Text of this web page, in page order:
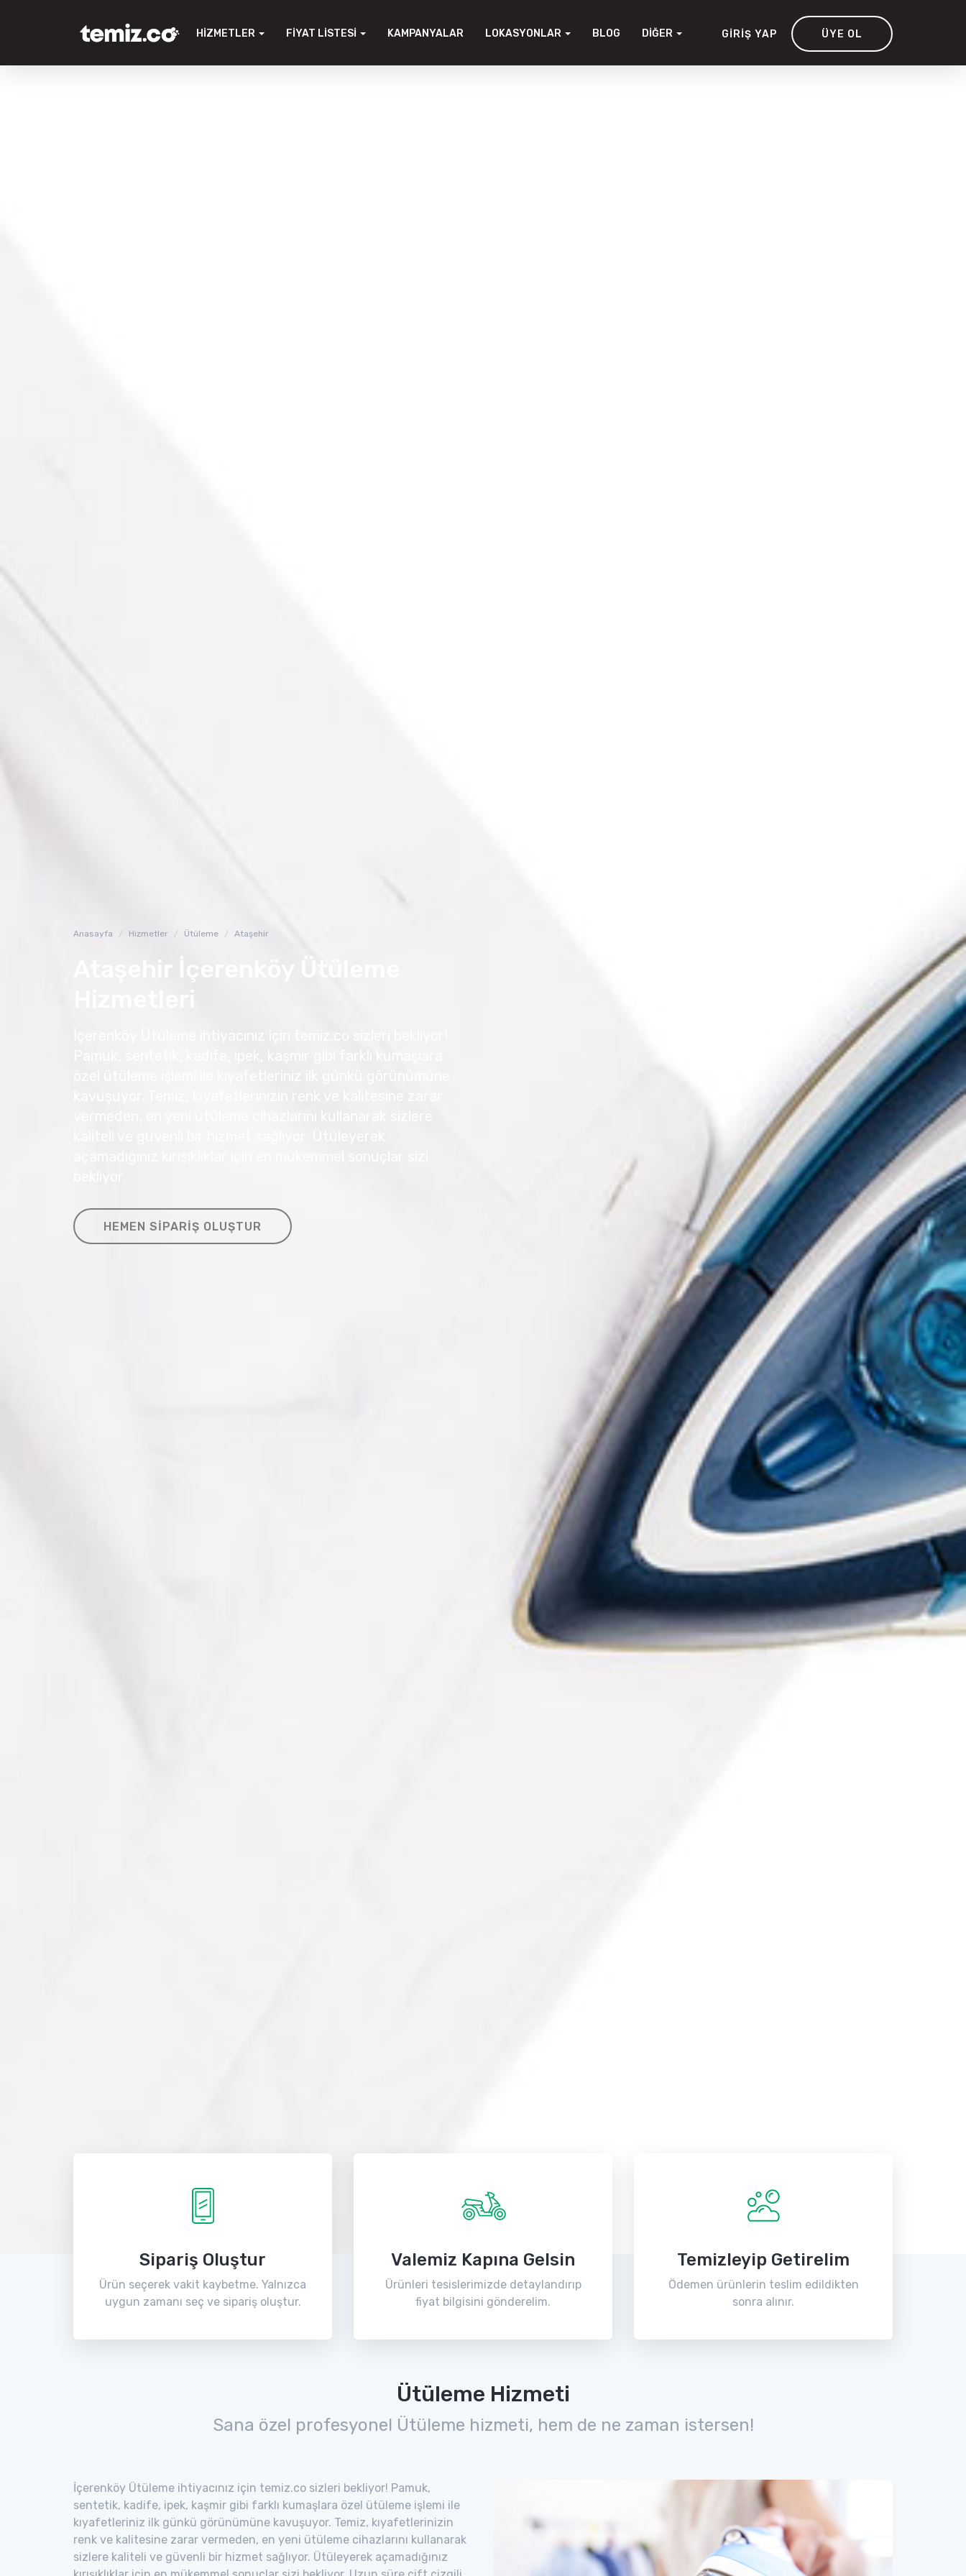
HIZMETLER FIYAT LISTESI KAMPANYALAR LOKASYONLAR BLOG DIĞER GIRIŞ YAP ÜYE OL
Anasayfa Hizmetler Ütüleme Ataşehir
HEMEN SIPARIŞ OLUŞTUR
Sipariş Oluştur
Ürün seçerek vakit kaybetme. Yalnızca
uygun zamanı seç ve sipariş oluştur.
Valemiz Kapına Gelsin
Ürünleri tesislerimizde detaylandırıp
fiyat bilgisini gönderelim.
Temizleyip Getirelim
Ödemen ürünlerin teslim edildikten
sonra alınır.
Ütüleme Hizmeti
Sana özel profesyonel Ütüleme hizmeti, hem de ne zaman istersen!
İçerenköy Ütüleme ihtiyacınız için temiz.co sizleri bekliyor! Pamuk,
sentetik, kadife, ipek, kaşmir gibi farklı kumaşlara özel ütüleme işlemi ile
kıyafetleriniz ilk günkü görünümüne kavuşuyor. Temiz, kıyafetlerinizin
renk ve kalitesine zarar vermeden, en yeni ütüleme cihazlarını kullanarak
sizlere kaliteli ve güvenli bir hizmet sağlıyor. Ütüleyerek açamadığınız